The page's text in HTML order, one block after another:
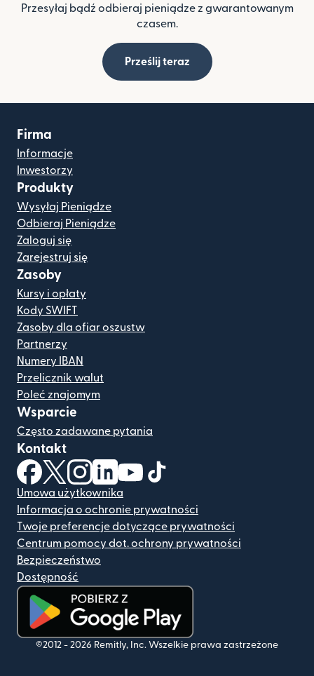
Przesyłaj bądź odbieraj pieniądze z gwarantowanym
czasem.
Prześlij teraz
Firma
Informacje
Inwestorzy
Produkty
Wysyłaj Pieniądze
Odbieraj Pieniądze
Zaloguj się
Zarejestruj się
Zasoby
Kursy i opłaty
Kody SWIFT
Zasoby dla ofiar oszustw
Partnerzy
Numery IBAN
Przelicznik walut
Poleć znajomym
Wsparcie
Często zadawane pytania
Kontakt
(otwiera się w nowym oknie)
(otwiera się w nowym oknie)
(otwiera się w nowym oknie)
(otwiera się w nowym oknie)
(otwiera się w nowym oknie)
Umowa użytkownika
Informacja o ochronie prywatności
Twoje preferencje dotyczące prywatności
Centrum pomocy dot. ochrony prywatności
Bezpieczeństwo
Dostępność
(otwiera się w nowym oknie)
©2012 - 2026 Remitly, Inc. Wszelkie prawa zastrzeżone